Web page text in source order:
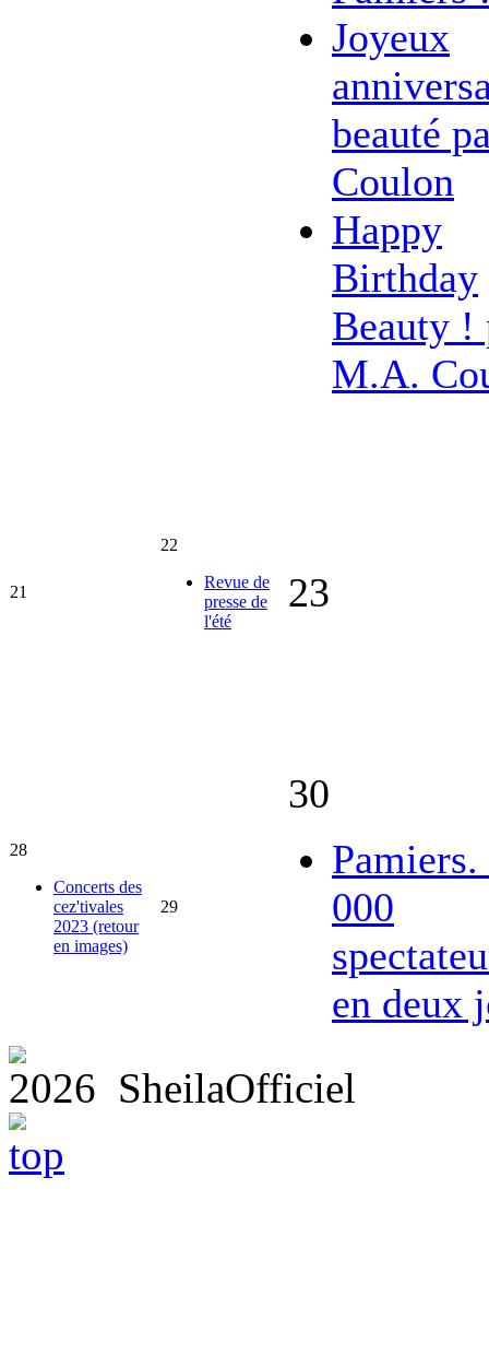
Joyeux
beauté
Coulon
Happy
Birthday
Beauty !
M.A.
21
22
Revue de
presse de
l'été
23
28
Concerts des
cez'tivales
2023 (retour
en images)
29
30
Pamiers.
000
en deux
2026 SheilaOfficiel